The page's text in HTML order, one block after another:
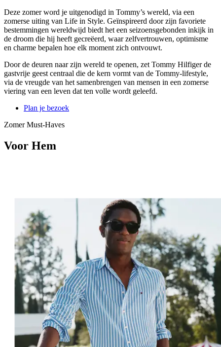
Deze zomer word je uitgenodigd in Tommy’s wereld, via een
zomerse uiting van Life in Style. Geïnspireerd door zijn favoriete
bestemmingen wereldwijd biedt het een seizoensgebonden inkijk in
de droom die hij heeft gecreëerd, waar zelfvertrouwen, optimisme
en charme bepalen hoe elk moment zich ontvouwt.
Door de deuren naar zijn wereld te openen, zet Tommy Hilfiger de
gastvrije geest centraal die de kern vormt van de Tommy‑lifestyle,
via de vreugde van het samenbrengen van mensen in een zomerse
viering van een leven dat ten volle wordt geleefd.
Plan je bezoek
Zomer Must‑Haves
Voor Hem